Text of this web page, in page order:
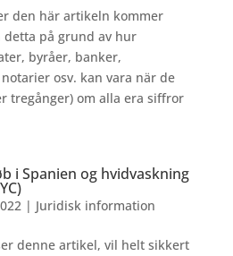
den här artikeln kommer
på grund av hur
byråer, banker,
osv. kan vara när de
tregånger) om alla era siffror
i Spanien og hvidvaskning
| Juridisk information
denne artikel, vil helt sikkert